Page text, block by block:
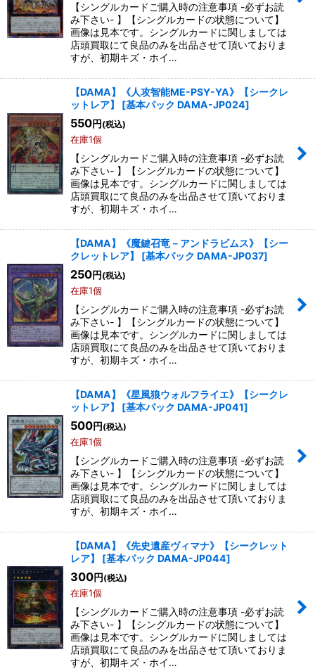
【シングルカードご購入時の注意事項 -必ずお読
み下さい- 】【シングルカードの状態について】
画像は見本です。シングルカードに関しましては
店頭買取にて良品のみを出品させて頂いておりま
すが、初期キズ・ホイ…
【DAMA】《人攻智能ME-PSY-YA》【シークレ
ットレア】
[基本パック DAMA-JP024]
550円 (税込)
在庫1個
【シングルカードご購入時の注意事項 -必ずお読
み下さい- 】【シングルカードの状態について】
画像は見本です。シングルカードに関しましては
店頭買取にて良品のみを出品させて頂いておりま
すが、初期キズ・ホイ…
【DAMA】《魔鍵召竜－アンドラビムス》【シー
クレットレア】
[基本パック DAMA-JP037]
250円 (税込)
在庫1個
【シングルカードご購入時の注意事項 -必ずお読
み下さい- 】【シングルカードの状態について】
画像は見本です。シングルカードに関しましては
店頭買取にて良品のみを出品させて頂いておりま
すが、初期キズ・ホイ…
【DAMA】《星風狼ウォルフライエ》【シークレ
ットレア】
[基本パック DAMA-JP041]
500円 (税込)
在庫1個
【シングルカードご購入時の注意事項 -必ずお読
み下さい- 】【シングルカードの状態について】
画像は見本です。シングルカードに関しましては
店頭買取にて良品のみを出品させて頂いておりま
すが、初期キズ・ホイ…
【DAMA】《先史遺産ヴィマナ》【シークレット
レア】
[基本パック DAMA-JP044]
300円 (税込)
在庫1個
【シングルカードご購入時の注意事項 -必ずお読
み下さい- 】【シングルカードの状態について】
画像は見本です。シングルカードに関しましては
店頭買取にて良品のみを出品させて頂いておりま
すが、初期キズ・ホイ…